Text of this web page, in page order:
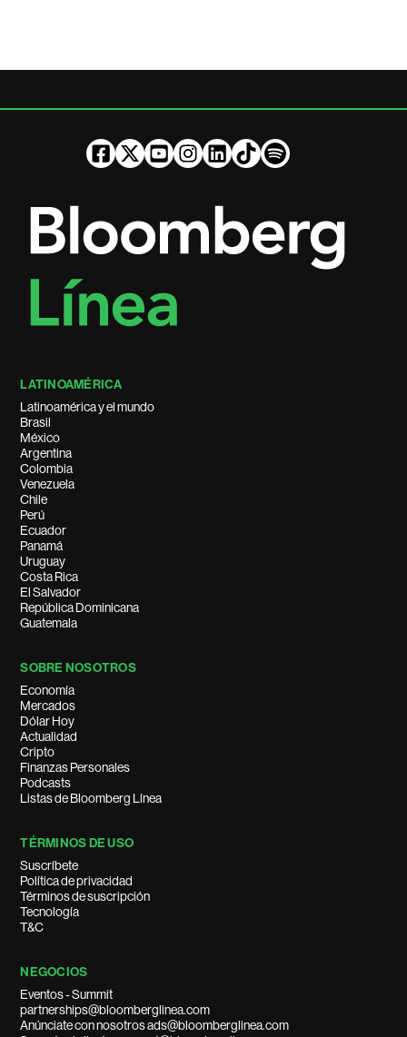
LATINOAMÉRICA
Latinoamérica y el mundo
Brasil
México
Argentina
Colombia
Venezuela
Chile
Perú
Ecuador
Panamá
Uruguay
Costa Rica
El Salvador
República Dominicana
Guatemala
SOBRE NOSOTROS
Economía
Mercados
Dólar Hoy
Actualidad
Cripto
Finanzas Personales
Podcasts
Listas de Bloomberg Línea
TÉRMINOS DE USO
Suscríbete
Política de privacidad
Términos de suscripción
Tecnología
T&C
NEGOCIOS
Eventos - Summit
partnerships@bloomberglinea.com
Anúnciate con nosotros ads@bloomberglinea.com